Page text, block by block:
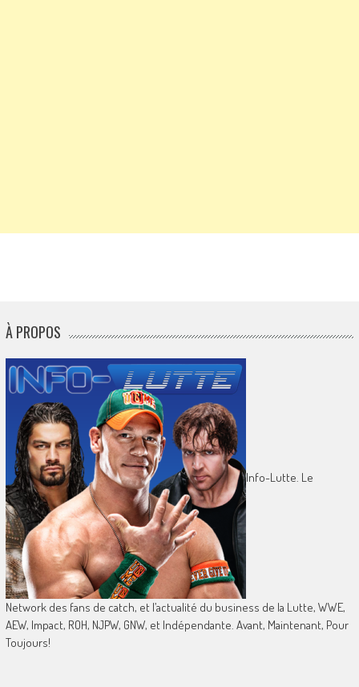
À PROPOS
Info-Lutte. Le
Network des fans de catch, et l’actualité du business de la Lutte, WWE,
AEW, Impact, ROH, NJPW, GNW, et Indépendante. Avant, Maintenant, Pour
Toujours!